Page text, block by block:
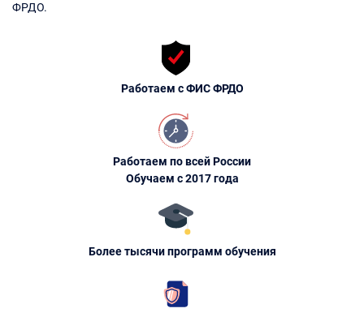
ФРДО.
Работаем с ФИС ФРДО
Работаем по всей России
Обучаем с 2017 года
Более тысячи программ обучения